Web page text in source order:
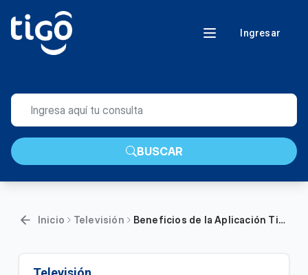
Ingresar
BUSCAR
Inicio Televisión Beneficios de la Aplicación Tigo One Tv